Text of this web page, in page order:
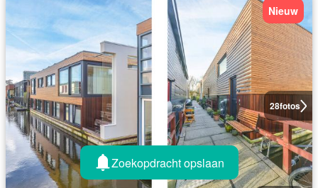
28fotos
Nieuw
Zoekopdracht opslaan